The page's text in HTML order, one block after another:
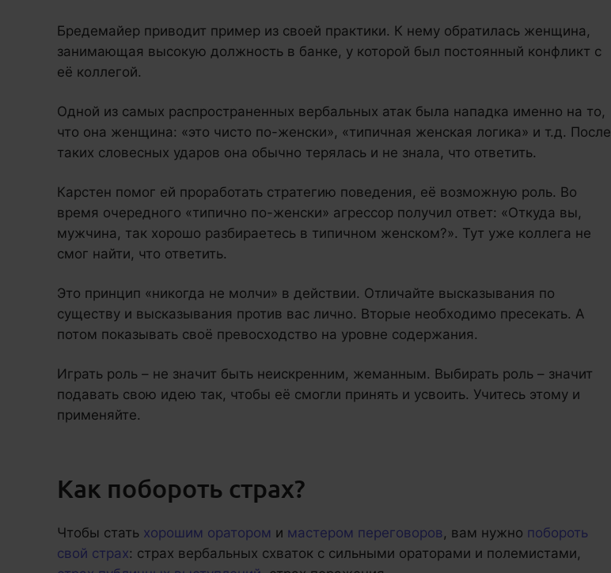
Бредемайер приводит пример из своей практики. К нему обратилась женщина,
занимающая высокую должность в банке, у которой был постоянный конфликт с
её коллегой.
Одной из самых распространенных вербальных атак была нападка именно на то,
что она женщина: «это чисто по-женски», «типичная женская логика» и т.д. После
таких словесных ударов она обычно терялась и не знала, что ответить.
Карстен помог ей проработать стратегию поведения, её возможную роль. Во
время очередного «типично по-женски» агрессор получил ответ: «Откуда вы,
мужчина, так хорошо разбираетесь в типичном женском?». Тут уже коллега не
смог найти, что ответить.
Это принцип «никогда не молчи» в действии. Отличайте высказывания по
существу и высказывания против вас лично. Вторые необходимо пресекать. А
потом показывать своё превосходство на уровне содержания.
Играть роль – не значит быть неискренним, жеманным. Выбирать роль – значит
подавать свою идею так, чтобы её смогли принять и усвоить. Учитесь этому и
применяйте.
Как побороть страх?
Чтобы стать хорошим оратором и мастером переговоров, вам нужно побороть
свой страх: страх вербальных схваток с сильными ораторами и полемистами,